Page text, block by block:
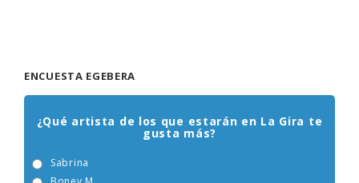
¿Qué artista de los que estarán en La Gira te
gusta más?